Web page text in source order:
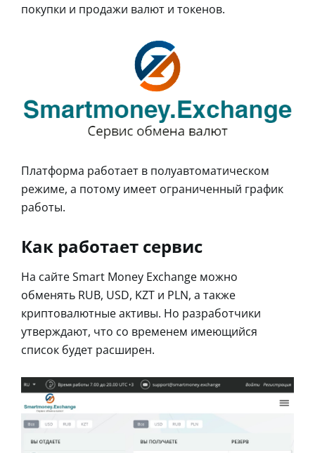
покупки и продажи валют и токенов.
Платформа работает в полуавтоматическом
режиме, а потому имеет ограниченный график
работы.
Как работает сервис
На сайте Smart Money Exchange можно
обменять RUB, USD, KZT и PLN, а также
криптовалютные активы. Но разработчики
утверждают, что со временем имеющийся
список будет расширен.